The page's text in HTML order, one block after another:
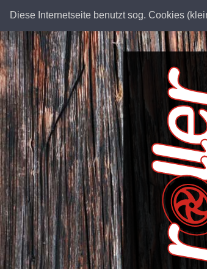
Diese Internetseite benutzt sog. Cookies